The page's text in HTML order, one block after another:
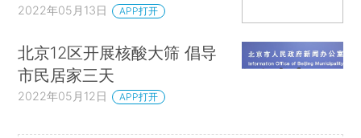
2022年05月13日 APP打开
北京12区开展核酸大筛 倡导
市民居家三天
2022年05月12日 APP打开